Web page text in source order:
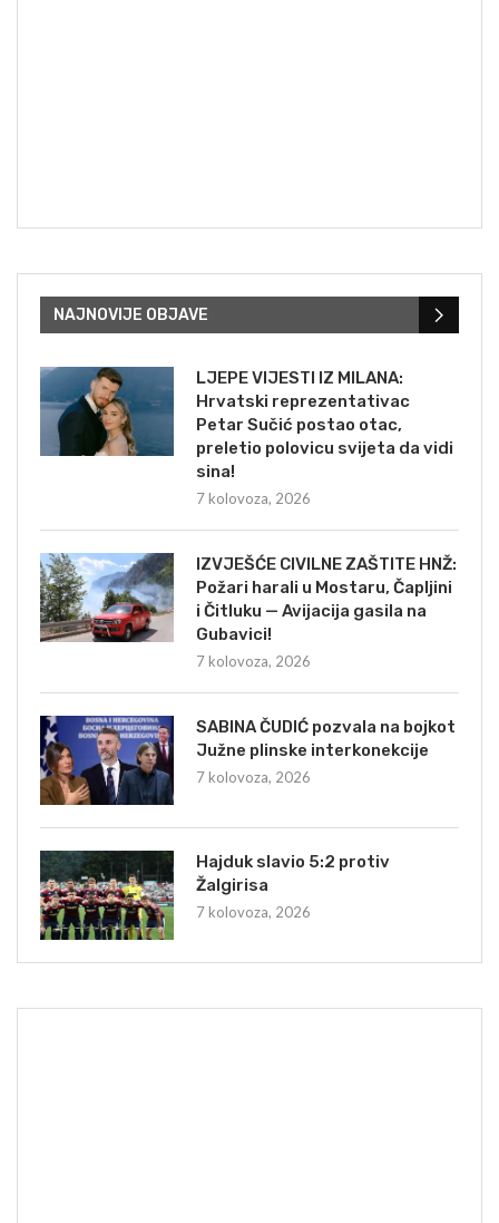
NAJNOVIJE OBJAVE
LJEPE VIJESTI IZ MILANA:
Hrvatski reprezentativac
Petar Sučić postao otac,
preletio polovicu svijeta da vidi
sina!
7 kolovoza, 2026
IZVJEŠĆE CIVILNE ZAŠTITE HNŽ:
Požari harali u Mostaru, Čapljini
i Čitluku — Avijacija gasila na
Gubavici!
7 kolovoza, 2026
SABINA ČUDIĆ pozvala na bojkot
Južne plinske interkonekcije
7 kolovoza, 2026
Hajduk slavio 5:2 protiv
Žalgirisa
7 kolovoza, 2026